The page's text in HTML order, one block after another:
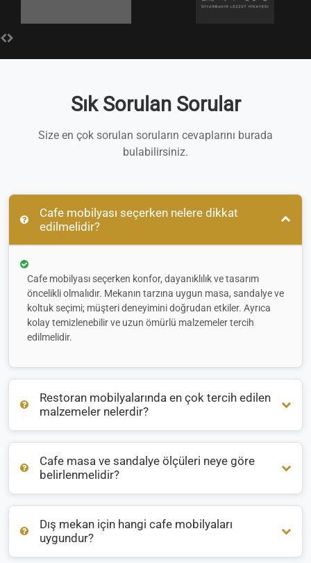
Sık Sorulan Sorular
Size en çok sorulan soruların cevaplarını burada
bulabilirsiniz.
Cafe mobilyası seçerken nelere dikkat
edilmelidir?
Cafe mobilyası seçerken konfor, dayanıklılık ve tasarım
öncelikli olmalıdır. Mekanın tarzına uygun masa, sandalye ve
koltuk seçimi; müşteri deneyimini doğrudan etkiler. Ayrıca
kolay temizlenebilir ve uzun ömürlü malzemeler tercih
edilmelidir.
Restoran mobilyalarında en çok tercih edilen
malzemeler nelerdir?
Restoran mobilyalarında genellikleahşap ,metalverattan
malzemeler öne çıkar. İç mekanlarda sıcak bir atmosfer için
ahşap, dış mekanlarda ise hava koşullarına dayanıklı
alüminyum veya rattan tercih edilir.
Cafe masa ve sandalye ölçüleri neye göre
belirlenmelidir?
Masa ve sandalye ölçüleri, mekanın büyüklüğüne ve oturma
düzenine göre belirlenir. Ortalama bir masa yüksekliği 75
cm, sandalye oturma yüksekliği ise 45 cm civarındadır. Bu
Dış mekan için hangi cafe mobilyaları
uygundur?